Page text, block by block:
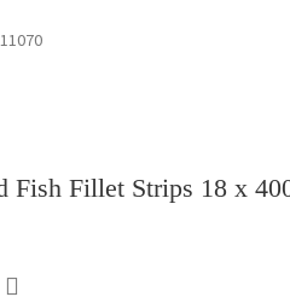
Fish Fillet Strips 18 x